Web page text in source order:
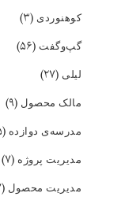
کوهنوردی (۳)
گپ‌و‌گفت (۵۶)
لیلی (۲۷)
مالک محصول (۹)
مدرسه‌ی دوازده (۵)
مدیریت پروژه (۷)
مدیریت محصول (۷)